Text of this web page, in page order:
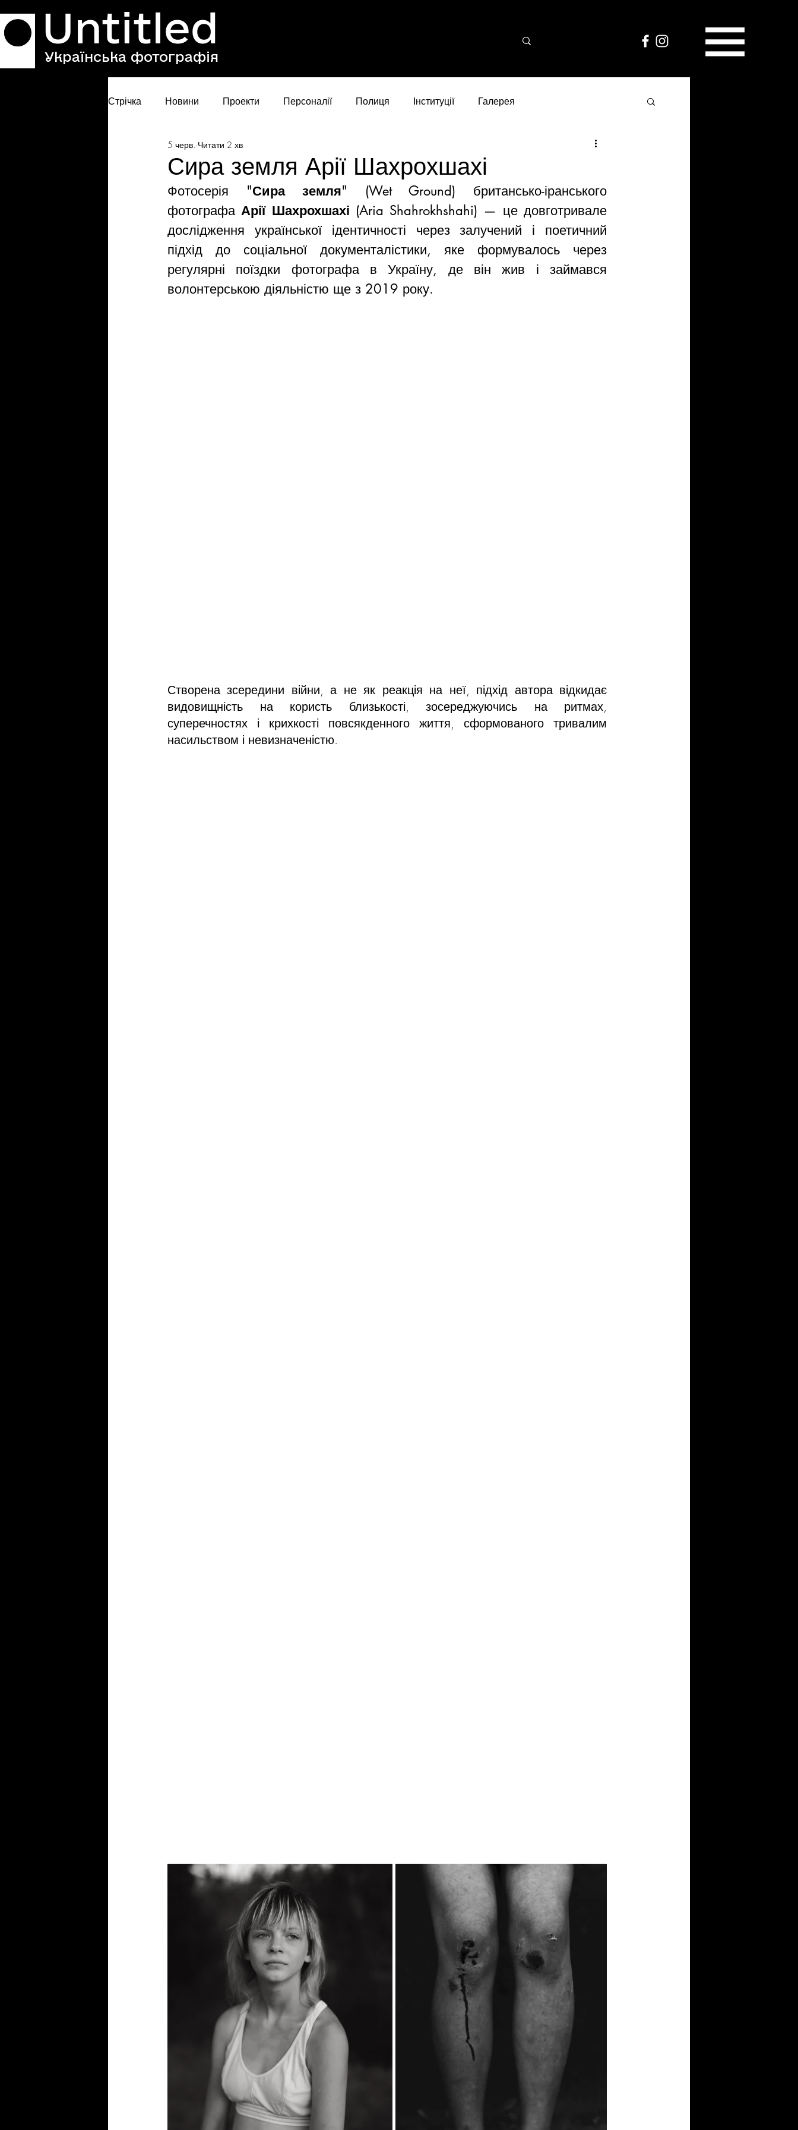
Untitled
Українська фотографія
Стрічка Новини Проекти Персоналії Полиця Інституції Галерея
Сира земля Арії Шахрохшахі
5 черв. Читати 2 хв
Фотосерія "Сира земля" (Wet Ground) британсько-іранського
фотографа Арії Шахрохшахі (Aria Shahrokhshahi) — це довготривале
дослідження української ідентичності через залучений і поетичний
підхід до соціальної документалістики, яке формувалось через
регулярні поїздки фотографа в Україну, де він жив і займався
волонтерською діяльністю ще з 2019 року.
Створена зсередини війни, а не як реакція на неї, підхід автора відкидає
видовищність на користь близькості, зосереджуючись на ритмах,
суперечностях і крихкості повсякденного життя, сформованого тривалим
насильством і невизначеністю.